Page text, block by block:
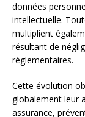
données
intellectuelle.
multiplient
résultant de
réglementaires.
Cette évolution
globalement leur
assurance,